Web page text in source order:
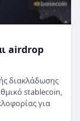
airdrop
διακλάδωσης
stablecoin,
για